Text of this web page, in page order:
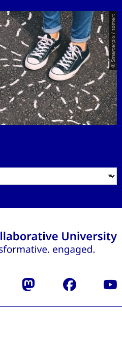
© Smarterpix / tomert
Mastodon Facebook